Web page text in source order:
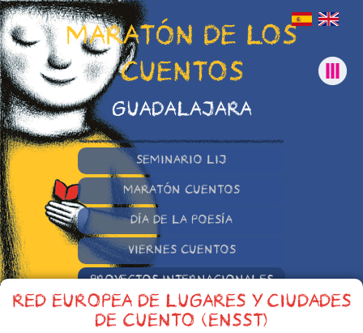
MARATÓN DE LOS
CUENTOS
GUADALAJARA
SEMINARIO LIJ
MARATÓN CUENTOS
DÍA DE LA POESÍA
VIERNES CUENTOS
PROYECTOS INTERNACIONALES
OTRAS INICIATIVAS
RED EUROPEA DE LUGARES Y CIUDADES
DE CUENTO (ENSST)